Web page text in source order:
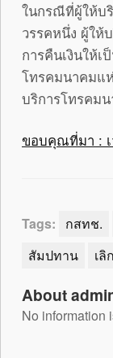
ในกรณีที่ผู้ให้บ
วรรคหนึ่ง ผู้ให้
การคืนเงินให้
โทรคมนาคมแ
บริการโทรคม
ขอบคุณที่มา : เ
Tags: กสทช.
สัมปทาน
เ
About
No information